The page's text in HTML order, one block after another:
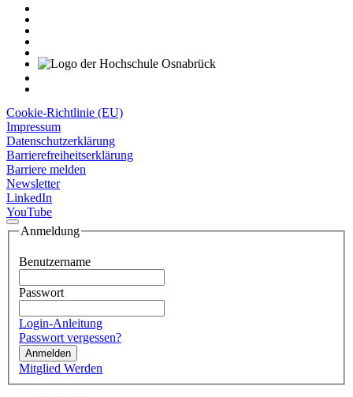
Cookie-Richtlinie (EU)
Impressum
Datenschutzerklärung
Barrierefreiheitserklärung
Barriere melden
Newsletter
LinkedIn
YouTube
Anmeldung
Benutzername
Passwort
Login-Anleitung
Passwort vergessen?
Anmelden
Mitglied Werden